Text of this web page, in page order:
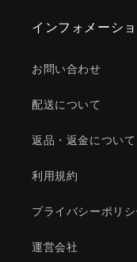
インフォメーシ
お問い合わせ
配送について
返品・返金について
利用規約
プライバシーポリシ
運営会社